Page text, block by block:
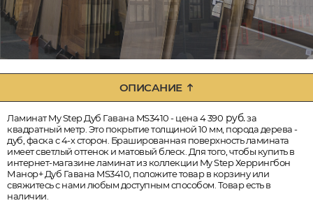
ОПИСАНИЕ
Ламинат My Step Дуб Гавана MS3410 - цена 4 390 руб.за
квадратный метр. Это покрытие толщиной 10 мм, порода дерева -
дуб, фаска с 4-х сторон. Брашированная поверхность ламината
имеет светлый оттенок и матовый блеск. Для того, чтобы купить в
интернет-магазине ламинат из коллекции My Step Херрингбон
Манор+ Дуб Гавана MS3410, положите товар в корзину или
свяжитесь с нами любым доступным способом. Товар есть в
наличии.